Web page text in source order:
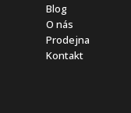
Blog
O nás
Prodejna
Kontakt